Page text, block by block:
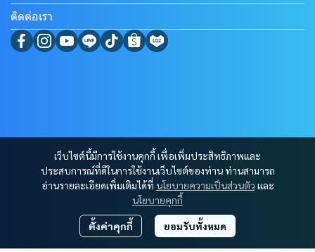
เว็บไซต์นี้มีการใช้งานคุกกี้ เพื่อเพิ่มประสิทธิภาพและ
ประสบการณ์ที่ดีในการใช้งานเว็บไซต์ของท่าน ท่านสามารถ
อ่านรายละเอียดเพิ่มเติมได้ที่ นโยบายความเป็นส่วนตัว และ
นโยบายคุกกี้
ตั้งค่าคุกกี้ ยอมรับทั้งหมด
ติดต่อเรา